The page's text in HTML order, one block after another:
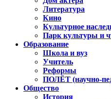
Литература
Кино
Культурное
Парк культуры и
Образование
Школа и вуз
Учитель
Реформы
ПОЛЁТ (научно-
Общество
История